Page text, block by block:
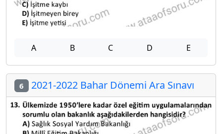
A B C D E
6 2021-2022 Bahar Dönemi Ara Sınavı